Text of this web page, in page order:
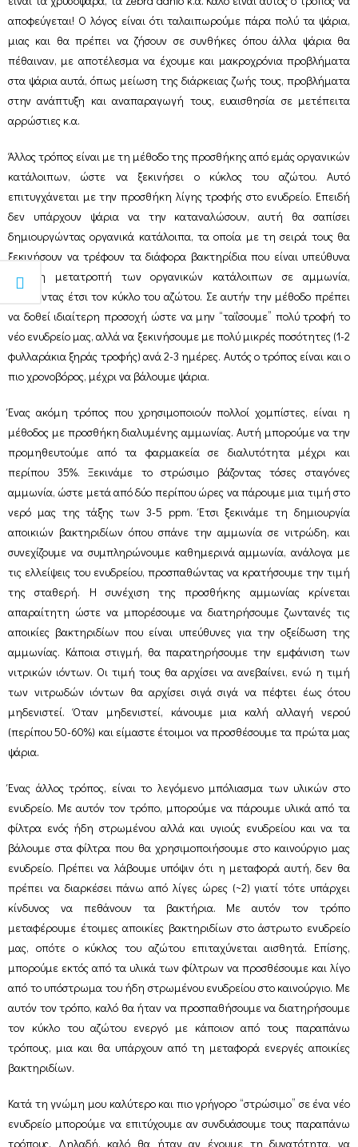
αποφεύγεται! Ο λόγος είναι ότι ταλαιπωρούμε πάρα πολύ τα ψάρια,
μιας και θα πρέπει να ζήσουν σε συνθήκες όπου άλλα ψάρια θα
πέθαιναν, με αποτέλεσμα να έχουμε και μακροχρόνια προβλήματα
στα ψάρια αυτά, όπως μείωση της διάρκειας ζωής τους, προβλήματα
στην ανάπτυξη και αναπαραγωγή τους, ευαισθησία σε μετέπειτα
αρρώστιες κ.α.
Άλλος τρόπος είναι με τη μέθοδο της προσθήκης από εμάς οργανικών
κατάλοιπων, ώστε να ξεκινήσει ο κύκλος του αζώτου. Αυτό
επιτυγχάνεται με την προσθήκη λίγης τροφής στο ενυδρείο. Επειδή
δεν υπάρχουν ψάρια να την καταναλώσουν, αυτή θα σαπίσει
δημιουργώντας οργανικά κατάλοιπα, τα οποία με τη σειρά τους θα
ξεκινήσουν να τρέφουν τα διάφορα βακτηρίδια που είναι υπεύθυνα
για τη μετατροπή των οργανικών κατάλοιπων σε αμμωνία,
ξεκινώντας έτσι τον κύκλο του αζώτου. Σε αυτήν την μέθοδο πρέπει
να δοθεί ιδιαίτερη προσοχή ώστε να μην “ταΐσουμε” πολύ τροφή το
νέο ενυδρείο μας, αλλά να ξεκινήσουμε με πολύ μικρές ποσότητες (1-2
φυλλαράκια ξηράς τροφής) ανά 2-3 ημέρες. Αυτός ο τρόπος είναι και ο
πιο χρονοβόρος, μέχρι να βάλουμε ψάρια.
Ένας ακόμη τρόπος που χρησιμοποιούν πολλοί χομπίστες, είναι η
μέθοδος με προσθήκη διαλυμένης αμμωνίας. Αυτή μπορούμε να την
προμηθευτούμε από τα φαρμακεία σε διαλυτότητα μέχρι και
περίπου 35%. Ξεκινάμε το στρώσιμο βάζοντας τόσες σταγόνες
αμμωνία, ώστε μετά από δύο περίπου ώρες να πάρουμε μια τιμή στο
νερό μας της τάξης των 3-5 ppm. Έτσι ξεκινάμε τη δημιουργία
αποικιών βακτηριδίων όπου σπάνε την αμμωνία σε νιτρώδη, και
συνεχίζουμε να συμπληρώνουμε καθημερινά αμμωνία, ανάλογα με
τις ελλείψεις του ενυδρείου, προσπαθώντας να κρατήσουμε την τιμή
της σταθερή. Η συνέχιση της προσθήκης αμμωνίας κρίνεται
απαραίτητη ώστε να μπορέσουμε να διατηρήσουμε ζωντανές τις
αποικίες βακτηριδίων που είναι υπεύθυνες για την οξείδωση της
αμμωνίας. Κάποια στιγμή, θα παρατηρήσουμε την εμφάνιση των
νιτρικών ιόντων. Οι τιμή τους θα αρχίσει να ανεβαίνει, ενώ η τιμή
των νιτρωδών ιόντων θα αρχίσει σιγά σιγά να πέφτει έως ότου
μηδενιστεί. Όταν μηδενιστεί, κάνουμε μια καλή αλλαγή νερού
(περίπου 50-60%) και είμαστε έτοιμοι να προσθέσουμε τα πρώτα μας
ψάρια.
Ένας άλλος τρόπος, είναι το λεγόμενο μπόλιασμα των υλικών στο
ενυδρείο. Με αυτόν τον τρόπο, μπορούμε να πάρουμε υλικά από τα
φίλτρα ενός ήδη στρωμένου αλλά και υγιούς ενυδρείου και να τα
βάλουμε στα φίλτρα που θα χρησιμοποιήσουμε στο καινούργιο μας
ενυδρείο. Πρέπει να λάβουμε υπόψιν ότι η μεταφορά αυτή, δεν θα
πρέπει να διαρκέσει πάνω από λίγες ώρες (~2) γιατί τότε υπάρχει
κίνδυνος να πεθάνουν τα βακτήρια. Με αυτόν τον τρόπο
μεταφέρουμε έτοιμες αποικίες βακτηριδίων στο άστρωτο ενυδρείο
μας, οπότε ο κύκλος του αζώτου επιταχύνεται αισθητά. Επίσης,
μπορούμε εκτός από τα υλικά των φίλτρων να προσθέσουμε και λίγο
από το υπόστρωμα του ήδη στρωμένου ενυδρείου στο καινούργιο. Με
αυτόν τον τρόπο, καλό θα ήταν να προσπαθήσουμε να διατηρήσουμε
τον κύκλο του αζώτου ενεργό με κάποιον από τους παραπάνω
τρόπους, μια και θα υπάρχουν από τη μεταφορά ενεργές αποικίες
βακτηριδίων.
Κατά τη γνώμη μου καλύτερο και πιο γρήγορο “στρώσιμο” σε ένα νέο
ενυδρείο μπορούμε να επιτύχουμε αν συνδυάσουμε τους παραπάνω
τρόπους. Δηλαδή, καλό θα ήταν αν έχουμε τη δυνατότητα, να